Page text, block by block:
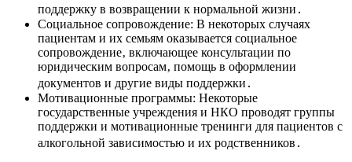
поддержку в возвращении к нормальной жизни․
Социальное сопровождение: В некоторых случаях
пациентам и их семьям оказывается социальное
сопровождение‚ включающее консультации по
юридическим вопросам‚ помощь в оформлении
документов и другие виды поддержки․
Мотивационные программы: Некоторые
государственные учреждения и НКО проводят группы
поддержки и мотивационные тренинги для пациентов с
алкогольной зависимостью и их родственников․